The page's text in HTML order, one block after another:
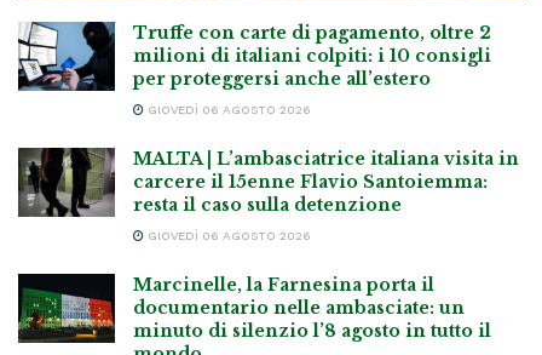
Truffe con carte di pagamento, oltre 2
milioni di italiani colpiti: i 10 consigli
per proteggersi anche all’estero
GIOVEDÌ 06 AGOSTO 2026
MALTA | L’ambasciatrice italiana visita in
carcere il 15enne Flavio Santoiemma:
resta il caso sulla detenzione
GIOVEDÌ 06 AGOSTO 2026
Marcinelle, la Farnesina porta il
documentario nelle ambasciate: un
minuto di silenzio l’8 agosto in tutto il